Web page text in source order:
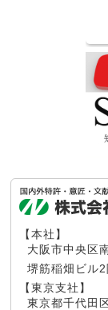
【本社】
大阪市中央区
堺筋稲畑ビル2
【東京支社】
東京都千代田